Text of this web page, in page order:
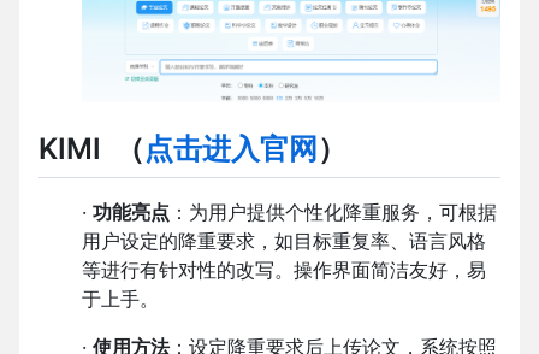
KIMI （点击进入官网 ）
· 功能亮点 ：为用户提供个性化降重服务，可根据
用户设定的降重要求，如目标重复率、语言风格
等进行有针对性的改写。操作界面简洁友好，易
于上手。
· 使用方法：设定降重要求后上传论文，系统按照